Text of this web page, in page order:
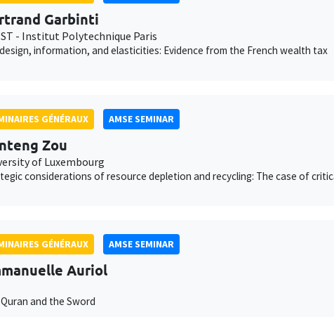
Garbinti
- Institut Polytechnique Paris
information, and elasticities: Evidence from the French wealth tax
GÉNÉRAUX AMSE SEMINAR
Zou
of Luxembourg
considerations of resource depletion and recycling: The case of
GÉNÉRAUX AMSE SEMINAR
Auriol
and the Sword